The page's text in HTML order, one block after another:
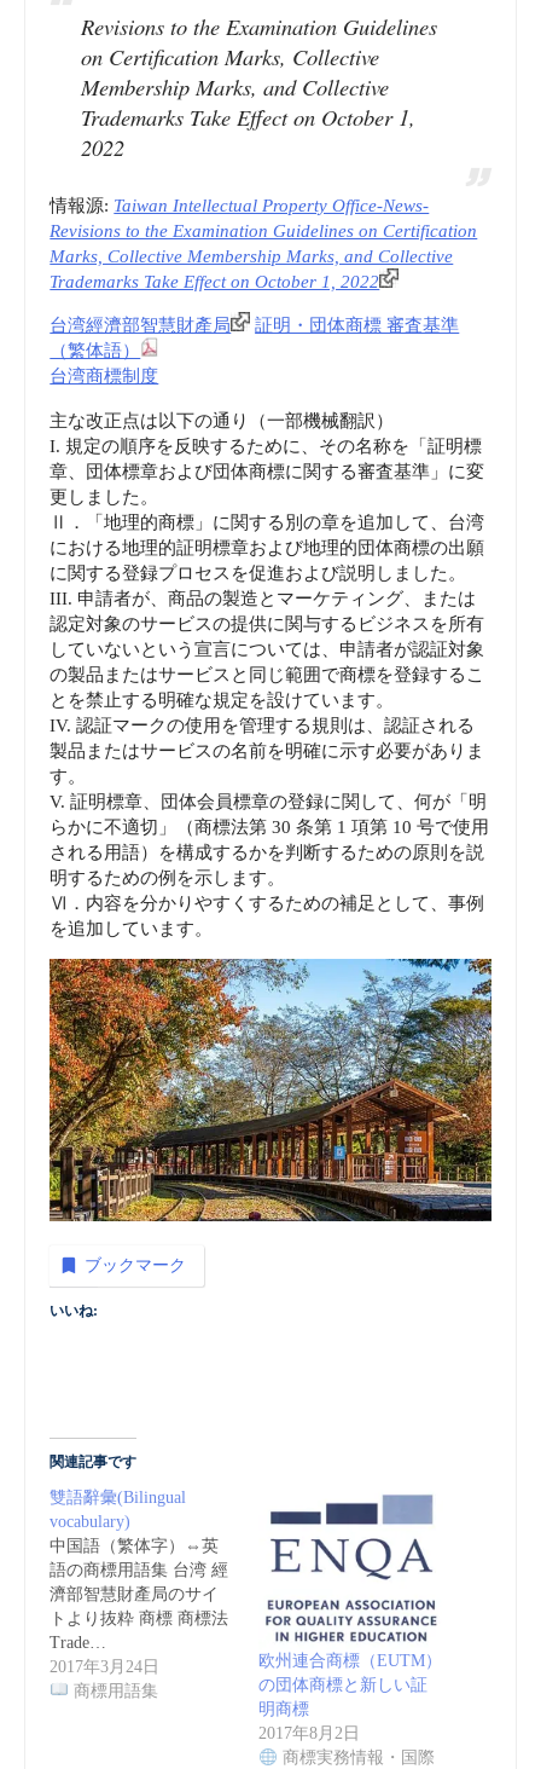
Revisions to the Examination Guidelines
on Certification Marks, Collective
Membership Marks, and Collective
Trademarks Take Effect on October 1,
2022
情報源: Taiwan Intellectual Property Office-News-
Revisions to the Examination Guidelines on Certification
Marks, Collective Membership Marks, and Collective
Trademarks Take Effect on October 1, 2022
台湾經濟部智慧財產局
証明・団体商標 審査基準
（繁体語）
台湾商標制度
主な改正点は以下の通り（一部機械翻訳）
I. 規定の順序を反映するために、その名称を「証明標
章、団体標章および団体商標に関する審査基準」に変
更しました。
Ⅱ．「地理的商標」に関する別の章を追加して、台湾
における地理的証明標章および地理的団体商標の出願
に関する登録プロセスを促進および説明しました。
III. 申請者が、商品の製造とマーケティング、または
認定対象のサービスの提供に関与するビジネスを所有
していないという宣言については、申請者が認証対象
の製品またはサービスと同じ範囲で商標を登録するこ
とを禁止する明確な規定を設けています。
IV. 認証マークの使用を管理する規則は、認証される
製品またはサービスの名前を明確に示す必要がありま
す。
V. 証明標章、団体会員標章の登録に関して、何が「明
らかに不適切」（商標法第 30 条第 1 項第 10 号で使用
される用語）を構成するかを判断するための原則を説
明するための例を示します。
Ⅵ．内容を分かりやすくするための補足として、事例
を追加しています。
ブックマーク
いいね:
関連記事です
雙語辭彙(Bilingual
vocabulary)
中国語（繁体字）⇔英
語の商標用語集 台湾 經
濟部智慧財產局のサイ
トより抜粋 商標 商標法
Trade…
2017年3月24日
商標用語集
欧州連合商標（EUTM）
の団体商標と新しい証
明商標
2017年8月2日
商標実務情報・国際